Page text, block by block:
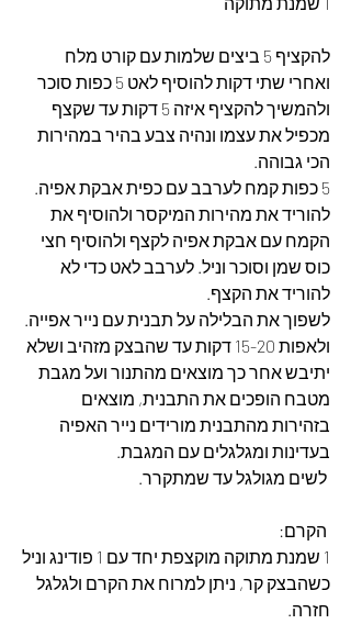
להקציף 5 ביצים שלמות עם קורט מלח
ואחרי שתי דקות להוסיף לאט 5 כפות סוכר
ולהמשיך להקציף איזה 5 דקות עד שקצף
מכפיל את עצמו ונהיה צבע בהיר במהירות
הכי גבוהה.
5 כפות קמח לערבב עם כפית אבקת אפיה.
להוריד את מהירות המיקסר ולהוסיף את
הקמח עם אבקת אפיה לקצף ולהוסיף חצי
כוס שמן וסוכר וניל. לערבב לאט כדי לא
להוריד את הקצף.
לשפוך את הבלילה על תבנית עם נייר אפייה.
ולאפות 15-20 דקות עד שהבצק מזהיב ושלא
יתיבש אחר כך מוצאים מהתנור ועל מגבת
מטבח הופכים את התבנית, מוצאים
בזהירות מהתבנית מורידים נייר האפיה
בעדינות ומגלגלים עם המגבת.
1 שמנת מתוקה מוקצפת יחד עם 1 פודינג וניל
כשהבצק קר, ניתן למרוח את הקרם ולגלגל
חזרה.